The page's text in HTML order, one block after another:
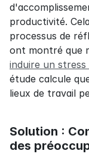
productivité.
processus de
induire un stress
étude calcule
lieux de travail
Solution :
des